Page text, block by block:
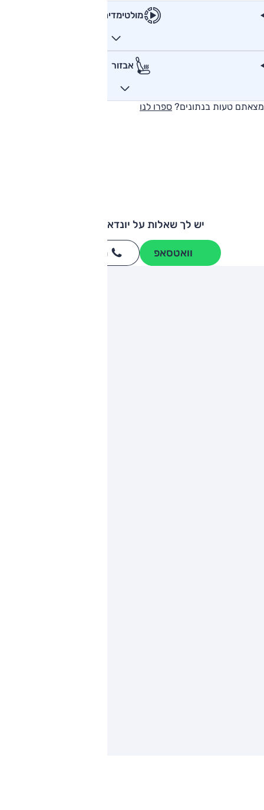
מולטימדיה
אבזור
מצאתם טעות בנתונים? ספרו לנו
יש לך שאלות על יונדאי אלנטרה?
וואטסאפ חייגו
מותגים מתחרים